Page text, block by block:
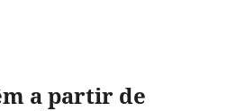
a partir de